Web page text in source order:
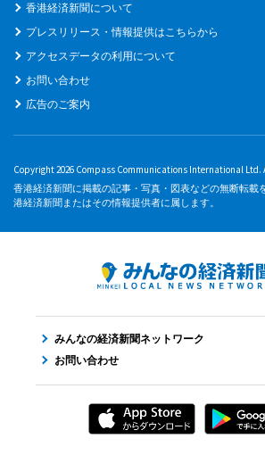
香港経済新聞について
プレスリリース・情報提供はこちらから
アクセスデータの利用について
お問い合わせ
広告のご案内
Copyright 2026 Compass Communications International Ltd.
香港経済新聞に掲載の記事・写真・図表などの無断転載
港経済新聞またはその情報提供者に属します。
みんなの経済新聞ネットワーク
お問い合わせ